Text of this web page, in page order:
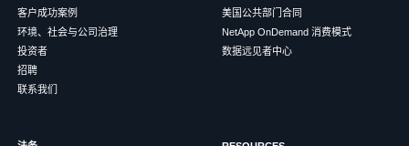
客户成功案例
环境、社会与公司治理
投资者
招聘
联系我们
美国公共部门合同
NetApp OnDemand 消费模式
数据远见者中心